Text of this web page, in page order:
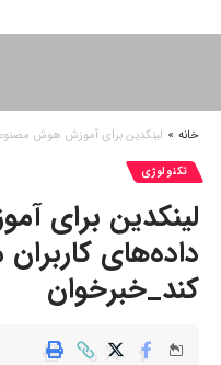
خانه » لینکدین برای آموزش هوش
تکنولوژی
لینکدین برای
داده‌های
کند_خبرخوان